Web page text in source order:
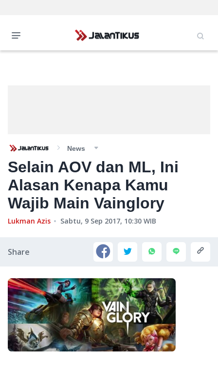
News
Selain AOV dan ML, Ini
Alasan Kenapa Kamu
Wajib Main Vainglory
Lukman Azis Sabtu, 9 Sep 2017, 10:30 WIB
Share